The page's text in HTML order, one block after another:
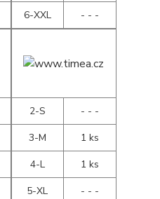
6-XXL
- - -
2-S
- - -
3-M
1 ks
4-L
1 ks
5-XL
- - -